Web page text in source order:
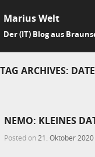
Marius Welt
Der (IT) Blog aus
TAG ARCHIVES:
NEMO: KLEINES
Posted on 21. Oktober 2020